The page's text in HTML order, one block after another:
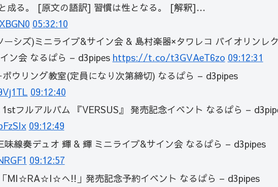
成る。 [原文の語訳] 習慣は性となる。 [解釈]…
05:32:10
シズ)ミニライブ&サイン会 & 島村楽器×タワレコ バイオリンレ
ン会 なるぱら – d3pipes https://t.co/t3GVAeT6zo 09:12:31
ウリング教室(定員になり次第締切) なるぱら – d3pipes
09:12:40
フルアルバム 『VERSUS』 発売記念イベント なるぱら –
09:12:49
線奏デュオ 輝 & 輝 ミニライブ&サイン会 なるぱら – d3pipes
09:12:57
MI☆RA☆I☆へ!!」発売記念予約イベント なるぱら – d3pipes